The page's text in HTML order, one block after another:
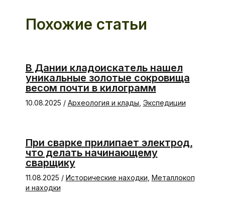
Похожие статьи
В Дании кладоискатель нашел
уникальные золотые сокровища
весом почти в килограмм
10.08.2025 / Археология и клады Экспедиции
При сварке прилипает электрод,
что делать начинающему
сварщику
11.08.2025 / Исторические находки Металлокоп
и находки